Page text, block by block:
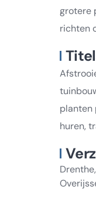
grotere
richten
planten
huren,